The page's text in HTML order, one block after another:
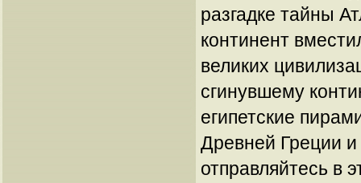
разгадке тайны
континент
великих
сгинувшему
египетские
Древней Греции и
отправляйтесь в